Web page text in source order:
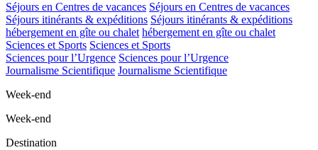
Séjours en Centres de vacances Séjours en Centres de vacances
Séjours itinérants & expéditions Séjours itinérants & expéditions
hébergement en gîte ou chalet hébergement en gîte ou chalet
Sciences et Sports Sciences et Sports
Sciences pour l’Urgence Sciences pour l’Urgence
Journalisme Scientifique Journalisme Scientifique
Week-end
Week-end
Destination